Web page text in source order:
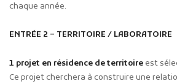
chaque année.
ENTRÉE 2 – TERRITOIRE / LABORATOIRE
1 projet en résidence de territoireest
Ce projet cherchera à construire une